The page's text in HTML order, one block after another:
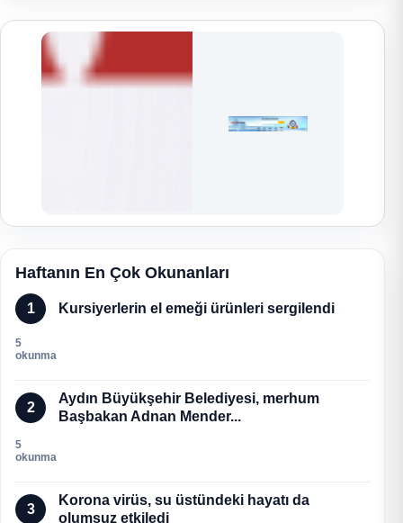
Haftanın En Çok Okunanları
1 Kursiyerlerin el emeği ürünleri sergilendi
5
okunma
2
Aydın Büyükşehir Belediyesi, merhum
Başbakan Adnan Mender...
5
okunma
3
Korona virüs, su üstündeki hayatı da
olumsuz etkiledi